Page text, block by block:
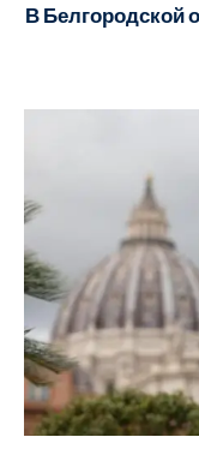
В Белгородской